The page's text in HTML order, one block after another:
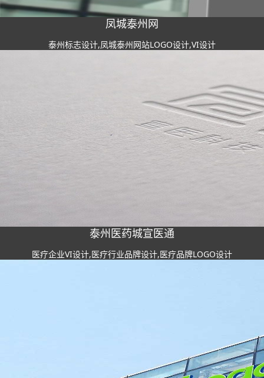
凤城泰州网
泰州标志设计,凤城泰州网站LOGO设计,VI设计
泰州医药城宣医通
医疗企业VI设计,医疗行业品牌设计,医疗品牌LOGO设计